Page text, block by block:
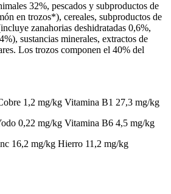
32%, pescados y subproductos de
en trozos*), cereales, subproductos de
zanahorias deshidratadas 0,6%,
sustancias minerales, extractos de
Los trozos componen el 40% del
1,2 mg/kg Vitamina B1 27,3 mg/kg
0,22 mg/kg Vitamina B6 4,5 mg/kg
16,2 mg/kg Hierro 11,2 mg/kg